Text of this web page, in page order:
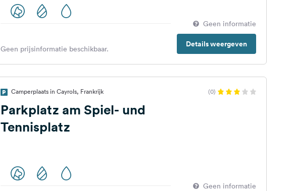
Geen informatie
Details weergeven
Geen prijsinformatie beschikbaar.
Camperplaats in Cayrols, Frankrijk (0)
Parkplatz am Spiel- und
Tennisplatz
Geen informatie